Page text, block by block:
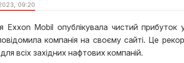
09:20
Exxon Mobil опублікувала чистий
компанія на своєму сайті. Це
всіх західних нафтових компаній.